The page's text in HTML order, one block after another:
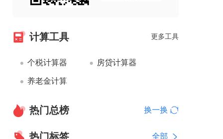
计算工具 更多工具
个税计算器 房贷计算器
养老金计算
热门总榜 换一换
热门标签 全部